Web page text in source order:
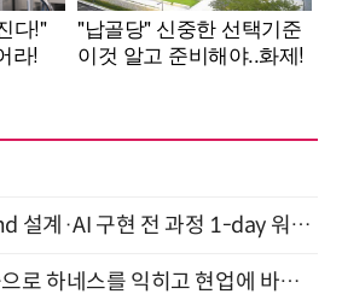
UX 기획·DESIGN.md 설계·AI 구현 전 과정 1-day 워크숍 with Claude Code·Codex 9월 15일 개최
단 하루, 이론과 실습으로 하네스를 익히고 현업에 바로 쓰는 핸즈온 워크숍 (8/20)